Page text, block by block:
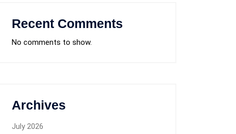
Recent Comments
No comments to show.
Archives
July 2026